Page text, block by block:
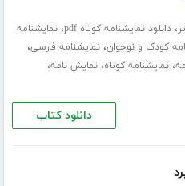
،دانلود نمایشنامه کوتاه pdf ،نمایشنامه
کودک و نوجوان،نمایشنامه فارسی،
،نمایشنامه کوتاه،نمایش نامه،
دانلود کتاب